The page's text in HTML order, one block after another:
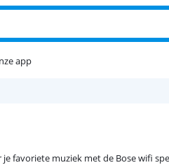
app
favoriete muziek met de Bose wifi